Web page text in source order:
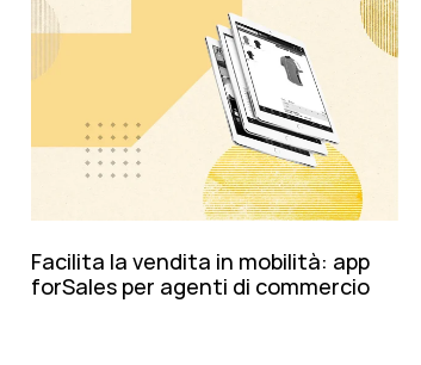
Facilita la vendita in mobilità: app
forSales per agenti di commercio